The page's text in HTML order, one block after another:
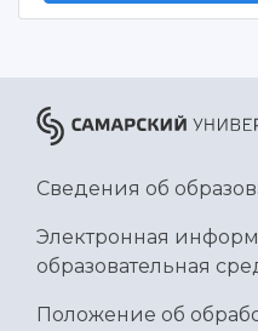
Сведения об
Электронная
образовательная
Положение об